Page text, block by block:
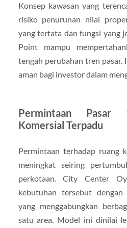
Konsep kawasan yang
risiko penurunan nilai
yang tertata dan fungsi yang
Point mampu
tengah perubahan tren pasar.
aman bagi investor dalam
Permintaan Pasar
Komersial Terpadu
Permintaan terhadap ruang
meningkat seiring
perkotaan. City Center
kebutuhan tersebut dengan
yang menggabungkan
satu area. Model ini dinilai